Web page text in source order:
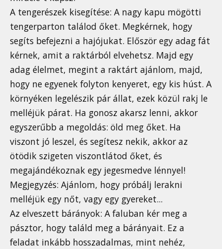
A tengerészek kisegítése: A nagy kapu mögötti
tengerparton találod őket. Megkérnek, hogy
segíts befejezni a hajójukat. Először egy adag fát
kérnek, amit a raktárból elvehetsz. Majd egy
adag élelmet, megint a raktárt ajánlom, majd,
hogy ne egyenek folyton kenyeret, egy kis húst. A
környéken legelészik pár állat, ezek közül rakj le
melléjük párat. Ha gonosz akarsz lenni, akkor
egyszerűbb a megoldás: öld meg őket. Ha
viszont jó leszel, és segítesz nekik, akkor az
ötödik szigeten viszontlátod őket, és
megajándékoznak egy jegesmedve lénnyel!
Megjegyzés: Ajánlom, hogy próbálj lerakni
melléjük egy nőt, vagy egy gyereket...
Az elveszett bárányok: A faluban kér meg a
pásztor, hogy találd meg a bárányait. Ez a
feladat inkább hosszadalmas, mint nehéz,